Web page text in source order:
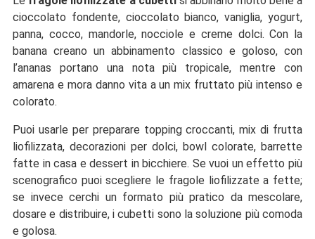
cioccolato fondente, cioccolato bianco, vaniglia, yogurt,
panna, cocco, mandorle, nocciole e creme dolci. Con la
banana creano un abbinamento classico e goloso, con
l’ananas portano una nota più tropicale, mentre con
amarena e mora danno vita a un mix fruttato più intenso e
colorato.
Puoi usarle per preparare topping croccanti, mix di frutta
liofilizzata, decorazioni per dolci, bowl colorate, barrette
fatte in casa e dessert in bicchiere. Se vuoi un effetto più
scenografico puoi scegliere le fragole liofilizzate a fette;
se invece cerchi un formato più pratico da mescolare,
dosare e distribuire, i cubetti sono la soluzione più comoda
e golosa.